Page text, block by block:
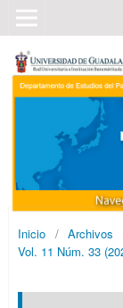
Inicio / Archivos
Vol. 11 Núm. 33